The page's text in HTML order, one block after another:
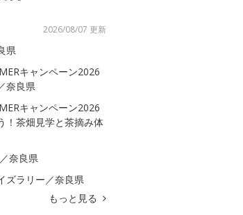
2026/08/07 更新
県
キャンペーン2026
奈良県
キャンペーン2026
！茶畑見学と茶摘み体
奈良県
ズラリー／奈良県
もっと見る